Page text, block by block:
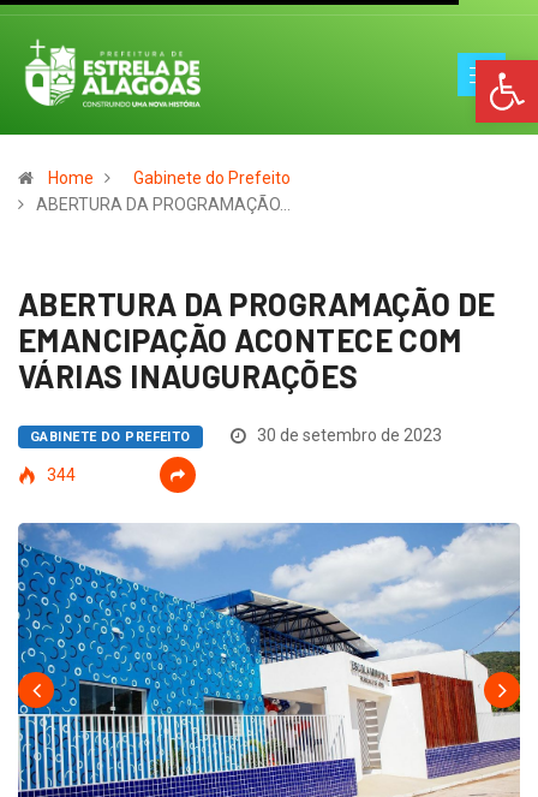
Home
Gabinete do Prefeito
ABERTURA DA PROGRAMAÇÃO…
ABERTURA DA PROGRAMAÇÃO DE
EMANCIPAÇÃO ACONTECE COM
VÁRIAS INAUGURAÇÕES
GABINETE DO PREFEITO 30 de setembro de 2023
344